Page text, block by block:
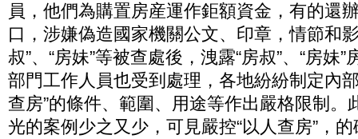
員，他們為購置房産運作鉅額資金，有的還
口，涉嫌偽造國家機關公文、印章，情節和
叔”、“房妹”等被查處後，洩露“房叔”、“房妹
部門工作人員也受到處理，各地紛紛制定內
查房”的條件、範圍、用途等作出嚴格限制。
光的案例少之又少，可見嚴控“以人查房”，